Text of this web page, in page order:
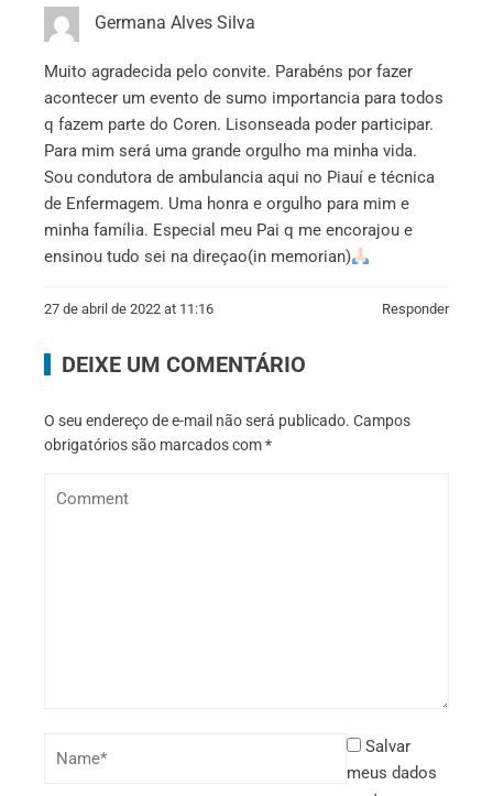
Germana Alves Silva
Muito agradecida pelo convite. Parabéns por fazer
acontecer um evento de sumo importancia para todos
q fazem parte do Coren. Lisonseada poder participar.
Para mim será uma grande orgulho ma minha vida.
Sou condutora de ambulancia aqui no Piauí e técnica
de Enfermagem. Uma honra e orgulho para mim e
minha família. Especial meu Pai q me encorajou e
ensinou tudo sei na direçao(in memorian)
27 de abril de 2022 at 11:16 Responder
DEIXE UM COMENTÁRIO
O seu endereço de e-mail não será publicado. Campos
obrigatórios são marcados com*
Salvar
meus dados